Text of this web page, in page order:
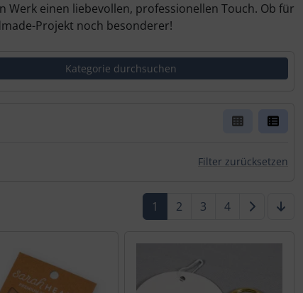
einen liebevollen, professionellen Touch. Ob für
Projekt noch besonderer!
Filter zurücksetzen
1 2 3 4